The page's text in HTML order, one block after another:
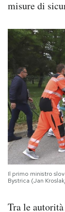
misure di
Il primo ministro
Bystrica (Jan
Tra le